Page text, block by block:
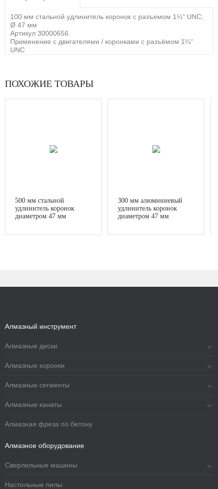
100 мм стальной удлинитель коронок с разъемом 1¼“ UNC;
Ø 47 мм
Артикул 30000656
Применение с двигателями / коронками с разъёмом 1¼“
UNC
ПОХОЖИЕ ТОВАРЫ
500 мм стальной
удлинитель коронок
диаметром 47 мм
300 мм алюминиевый
удлинитель коронок
диаметром 47 мм
Алмазный инструмент
Алмазные диски
Алмазные коронки
Алмазные сегменты
Алмазные канаты
Алмазная фреза по бетону
Алмазное оборудование
Сверлильные машины
Настольные пилы